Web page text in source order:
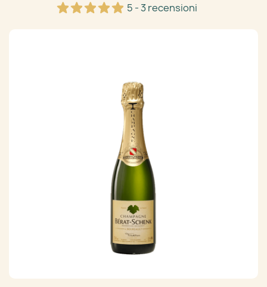
5 - 3 recensioni